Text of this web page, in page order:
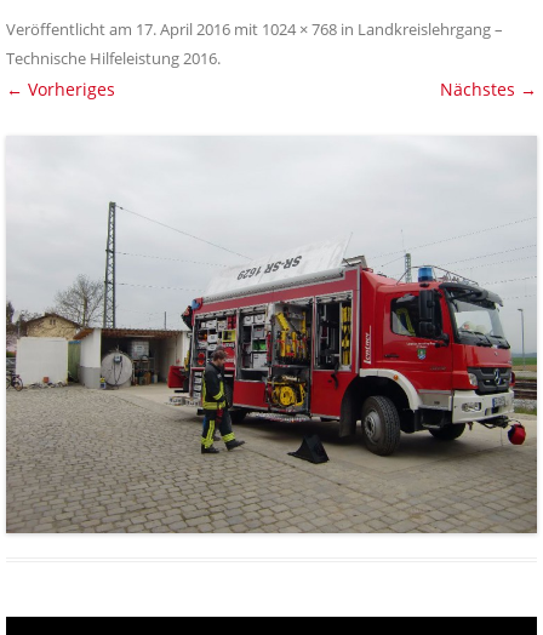
Veröffentlicht am 17. April 2016 mit 1024 × 768 in Landkreislehrgang –
Technische Hilfeleistung 2016.
← Vorheriges Nächstes →